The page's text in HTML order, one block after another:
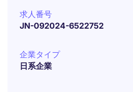
求人番号
JN-092024-6522752
企業タイプ
日系企業